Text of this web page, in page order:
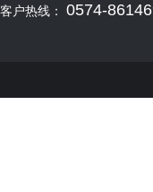
客户热线： 0574-